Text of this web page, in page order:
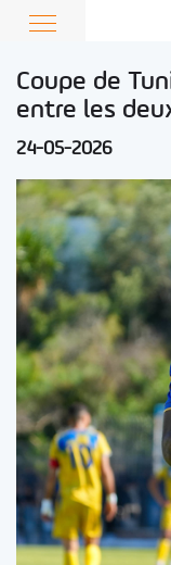
Coupe de
entre les
24-05-2026